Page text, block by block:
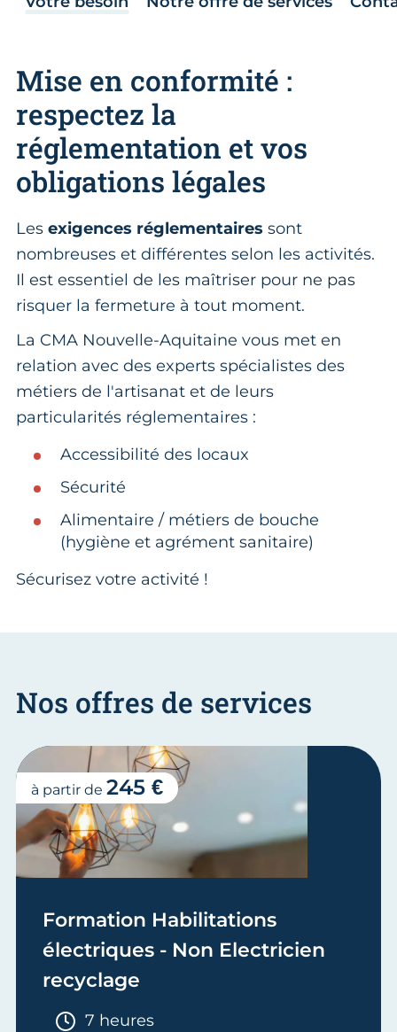
Mise en conformité :
respectez la
réglementation et vos
obligations légales
Les exigences réglementaires sont
nombreuses et différentes selon les activités.
Il est essentiel de les maîtriser pour ne pas
risquer la fermeture à tout moment.
La CMA Nouvelle-Aquitaine vous met en
relation avec des experts spécialistes des
métiers de l'artisanat et de leurs
particularités réglementaires :
Accessibilité des locaux
Sécurité
Alimentaire / métiers de bouche
(hygiène et agrément sanitaire)
Sécurisez votre activité !
Nos offres de services
Formation Habilitations
électriques - Non Electricien
recyclage
Durée :
7 heures
à partir de 245 €